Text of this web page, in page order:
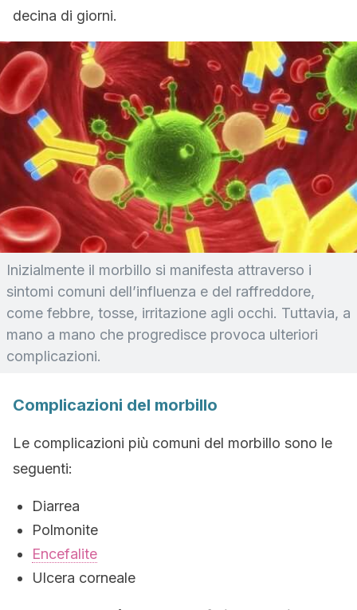
decina di giorni.
Inizialmente il morbillo si manifesta attraverso i
sintomi comuni dell’influenza e del raffreddore,
come febbre, tosse, irritazione agli occhi. Tuttavia, a
mano a mano che progredisce provoca ulteriori
complicazioni.
Complicazioni del morbillo
Le complicazioni più comuni del morbillo sono le
seguenti:
Diarrea
Polmonite
Encefalite
Ulcera corneale